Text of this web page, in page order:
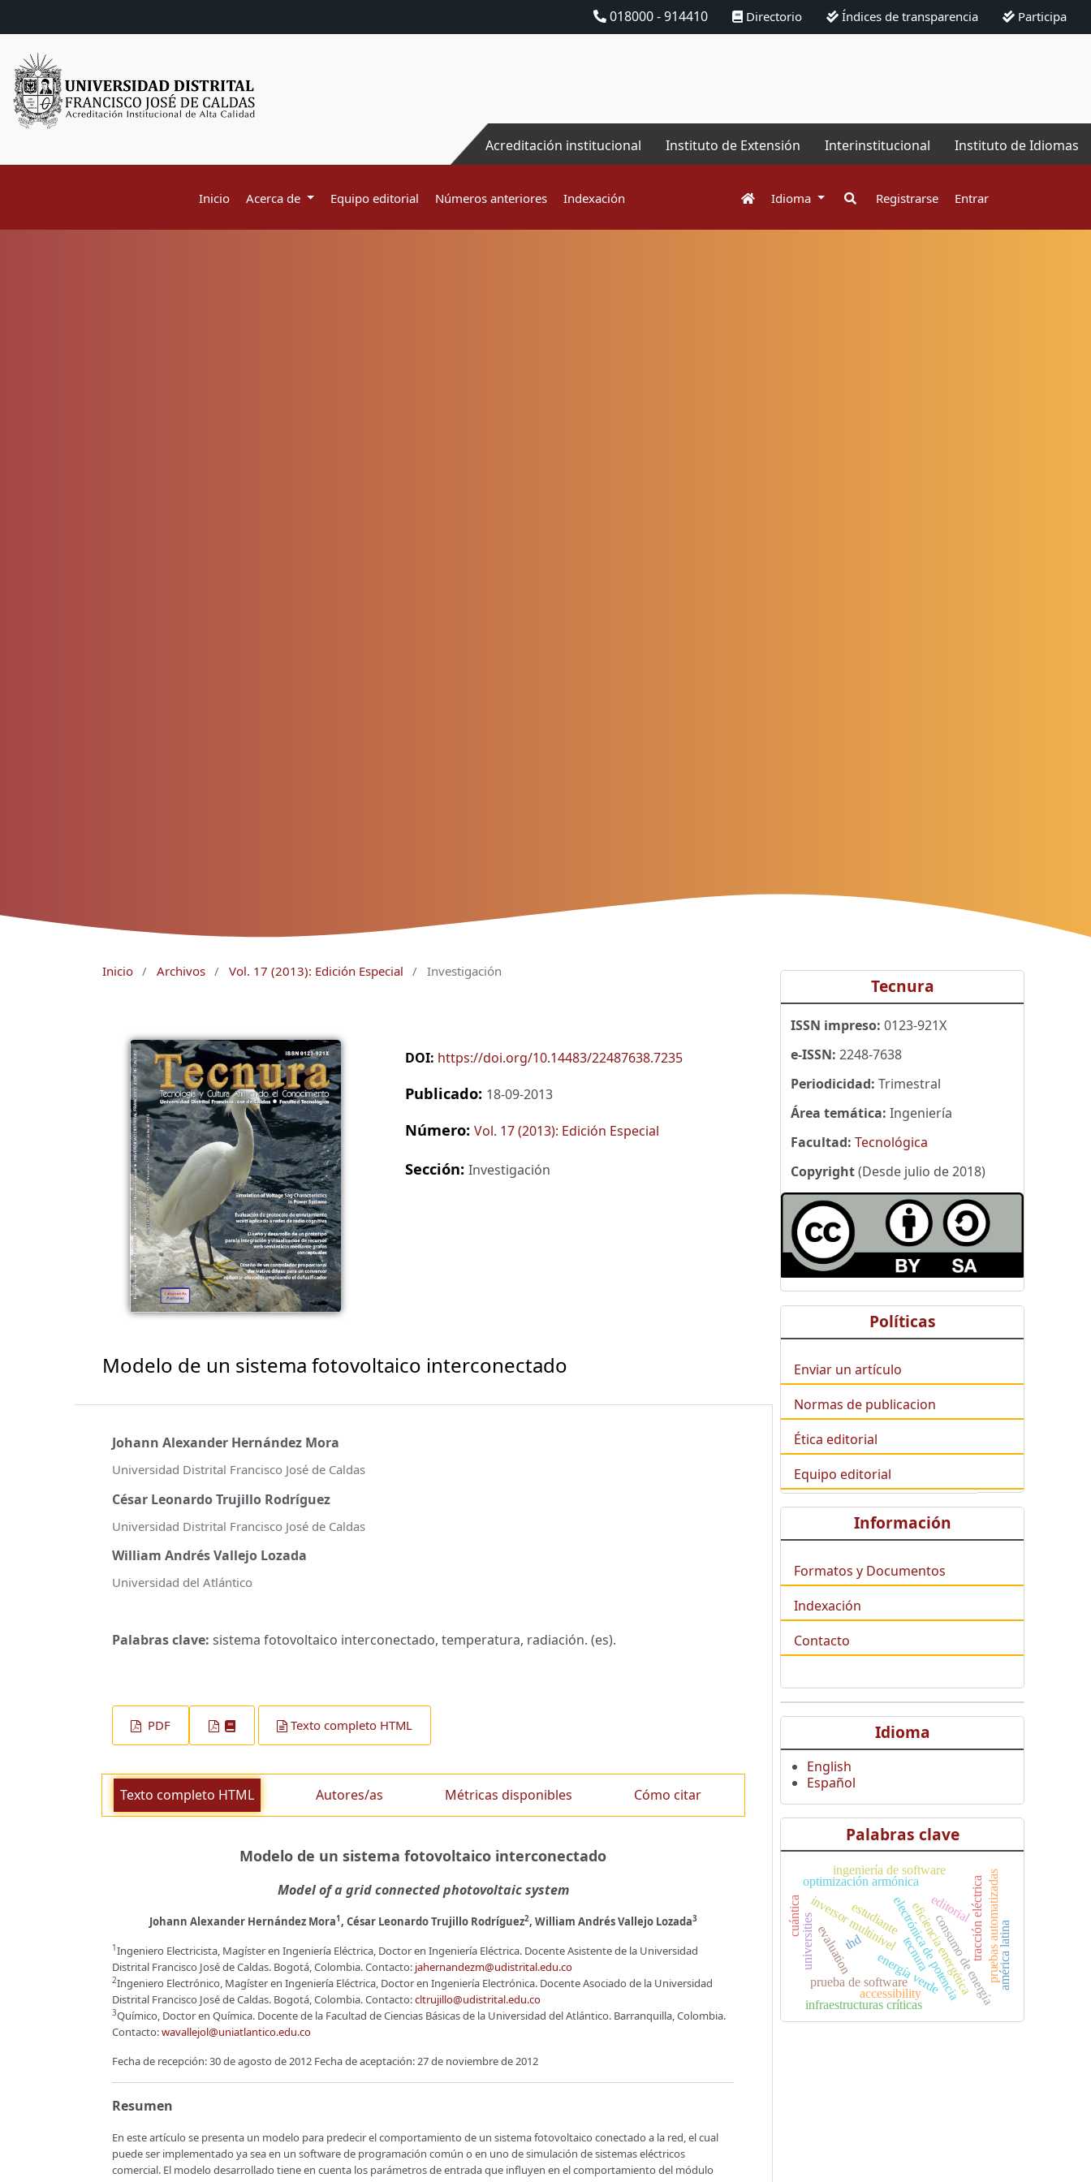
018000 - 914410 Directorio Índices de transparencia Participa
Acreditación institucional Instituto de Extensión Interinstitucional Instituto de Idiomas
Inicio Acerca de Equipo editorial Números anteriores Indexación Idioma Registrarse Entrar
Inicio / Archivos / Vol. 17 (2013): Edición Especial / Investigación
DOI: https://doi.org/10.14483/22487638.7235
Publicado: 18-09-2013
Número: Vol. 17 (2013): Edición Especial
Sección: Investigación
Modelo de un sistema fotovoltaico interconectado
Johann Alexander Hernández Mora
Universidad Distrital Francisco José de Caldas
César Leonardo Trujillo Rodríguez
Universidad Distrital Francisco José de Caldas
William Andrés Vallejo Lozada
Universidad del Atlántico
Palabras clave: sistema fotovoltaico interconectado, temperatura, radiación. (es).
PDF Texto completo HTML
Texto completo HTML Autores/as Métricas disponibles Cómo citar
Modelo de un sistema fotovoltaico interconectado
Model of a grid connected photovoltaic system
Johann Alexander Hernández Mora1, César Leonardo Trujillo Rodríguez2, William Andrés Vallejo Lozada3
1Ingeniero Electricista, Magíster en Ingeniería Eléctrica, Doctor en Ingeniería Eléctrica. Docente Asistente de la Universidad
Distrital Francisco José de Caldas. Bogotá, Colombia. Contacto: jahernandezm@udistrital.edu.co
2Ingeniero Electrónico, Magíster en Ingeniería Eléctrica, Doctor en Ingeniería Electrónica. Docente Asociado de la Universidad
Distrital Francisco José de Caldas. Bogotá, Colombia. Contacto:cltrujillo@udistrital.edu.co
3Químico, Doctor en Química. Docente de la Facultad de Ciencias Básicas de la Universidad del Atlántico. Barranquilla, Colombia.
Contacto:wavallejol@uniatlantico.edu.co
Fecha de recepción: 30 de agosto de 2012 Fecha de aceptación: 27 de noviembre de 2012
Resumen
En este artículo se presenta un modelo para predecir el comportamiento de un sistema fotovoltaico conectado a la red, el cual
puede ser implementado ya sea en un software de programación común o en uno de simulación de sistemas eléctricos
comercial. El modelo desarrollado tiene en cuenta los parámetros de entrada que influyen en el comportamiento del módulo
Tecnura
ISSN impreso: 0123-921X
e-ISSN: 2248-7638
Periodicidad: Trimestral
Área temática: Ingeniería
Facultad: Tecnológica
Copyright(Desde julio de 2018)
Políticas
Enviar un artículo
Normas de publicacion
Ética editorial
Equipo editorial
Información
Formatos y Documentos
Indexación
Contacto
Idioma
English
Español
Palabras clave
editorial
tecnura
inversor multinivel
optimización armónica
thd electrónica de potenciatracción eléctrica
energía verdeeficiencia energética
consumo de energía
ingeniería de software pruebas automatizadas
prueba de software
accessibility
evaluation
universities
cuántica
infraestructuras críticas
estudiante
américa latina